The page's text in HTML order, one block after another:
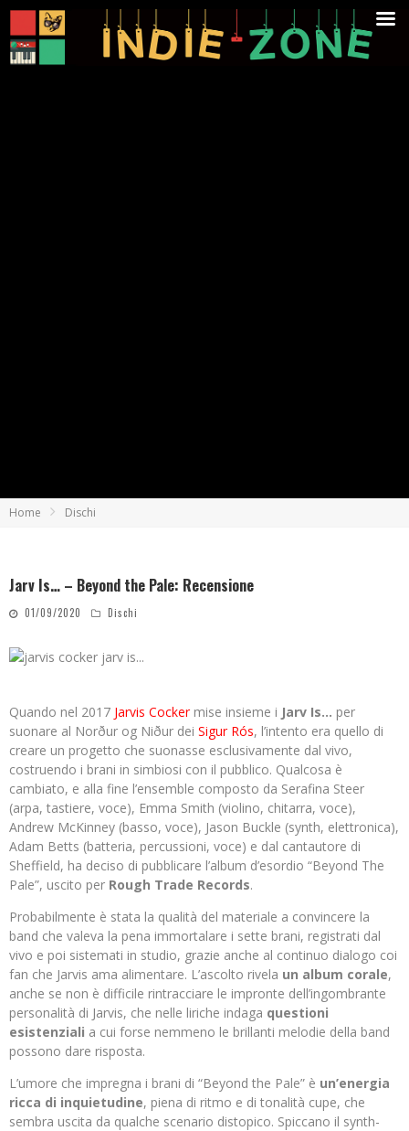
Home Dischi
Jarv Is… – Beyond the Pale: Recensione
01/09/2020 Dischi
Quando nel 2017 Jarvis Cockermise insieme i Jarv Is… per
suonare al Norður og Niður dei Sigur Rós, l’intento era quello di
creare un progetto che suonasse esclusivamente dal vivo,
costruendo i brani in simbiosi con il pubblico. Qualcosa è
cambiato, e alla fine l’ensemble composto da Serafina Steer
(arpa, tastiere, voce), Emma Smith (violino, chitarra, voce),
Andrew McKinney (basso, voce), Jason Buckle (synth, elettronica),
Adam Betts (batteria, percussioni, voce) e dal cantautore di
Sheffield, ha deciso di pubblicare l’album d’esordio “Beyond The
Pale”, uscito per Rough Trade Records.
Probabilmente è stata la qualità del materiale a convincere la
band che valeva la pena immortalare i sette brani, registrati dal
vivo e poi sistemati in studio, grazie anche al continuo dialogo coi
fan che Jarvis ama alimentare. L’ascolto rivela un album corale,
anche se non è difficile rintracciare le impronte dell’ingombrante
personalità di Jarvis, che nelle liriche indaga questioni
esistenziali a cui forse nemmeno le brillanti melodie della band
possono dare risposta.
L’umore che impregna i brani di “Beyond the Pale” è un’energia
ricca di inquietudine, piena di ritmo e di tonalità cupe, che
sembra uscita da qualche scenario distopico. Spiccano il synth-